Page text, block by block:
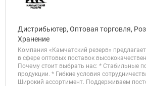
Дистрибьютер, Оптовая торговля,
Хранение
Компания «Камчатский резерв»
в сфере оптовых поставок
Почему стоит выбрать нас: * Стабильные
продукции. * Гибкие условия
Широкий ассортимент. Поддерживаем